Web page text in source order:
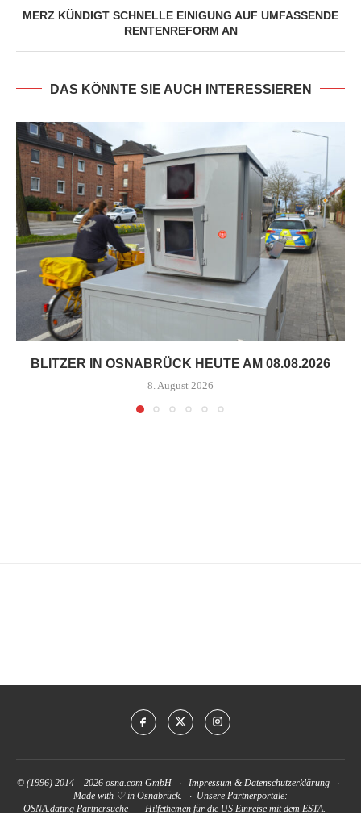
MERZ KÜNDIGT SCHNELLE EINIGUNG AUF UMFASSENDE
RENTENREFORM AN
DAS KÖNNTE SIE AUCH INTERESSIEREN
BLITZER IN OSNABRÜCK HEUTE AM 08.08.2026
8. August 2026
© (1996) 2014 – 2026 osna.com GmbH · Impressum & Datenschutzerklärung ·
Made with ♡ in Osnabrück. · Unsere Partnerportale:
OSNA.dating Partnersuche · Hilfethemen für die US Einreise mit dem ESTA.
·